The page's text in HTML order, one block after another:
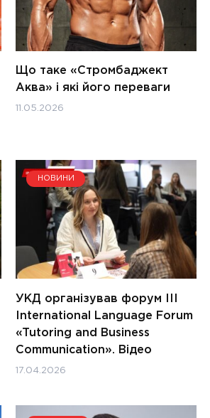
Що таке «Стромбаджект
Аква» і які його переваги
11.05.2026
НОВИНИ
УКД організував форум III
International Language Forum
«Tutoring and Business
Communication». Відео
17.04.2026